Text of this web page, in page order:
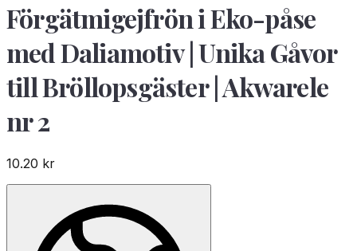
Förgätmigejfrön i Eko-påse
med Daliamotiv | Unika Gåvor
till Bröllopsgäster | Akwarele
nr 2
10.20 kr